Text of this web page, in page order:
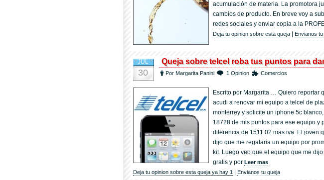
acumulación de materia. La promotora
cambios de producto. En breve voy a
redes sociales y enviar copia a la
Deja tu opinion sobre esta queja Envianos tu
JUL
30
Queja sobre telcel roba tus puntos para
Por Margarita Panini 1 Opinion Comercios
Escrito por Margarita … Quiero reportar
acudi a renovar mi equipo a telcel de
monterrey y solicite un iphone 5c
18728 de mis puntos para ese equipo y
diferencia de 1511.02 mas iva. El joven
dijo que me regalaria un equipo por
kit. Luego veo que el equipo que me
gratis y por Leer mas
Deja tu opinion sobre esta queja ya hay 1
Envianos tu queja